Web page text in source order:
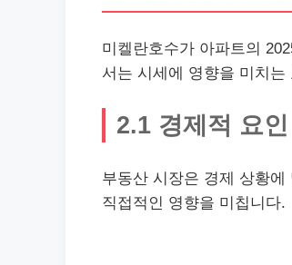
미켈란호수가 아파트의
서는 시세에 영향을 미치
2.1 경제적 요인
부동산 시장은 경제 상황에
직접적인 영향을 미칩니다.